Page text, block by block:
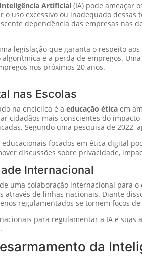
Inteligência Artificial (IA) pode ameaçar
o uso excessivo ou inadequado
dependência das empresas nas
legislação que garanta o respeito
e a perda de empregos.
nos próximos 20 anos.
nas Escolas
na encíclica é aeducação ética em
cidadãos mais conscientes do
Segundo uma pesquisa de
focados em ética digital
discussões sobre privacidade,
Internacional
uma colaboração internacional para
através de linhas nacionais. Diante
regulamentados se tornem focos
para regulamentar a IA e
da